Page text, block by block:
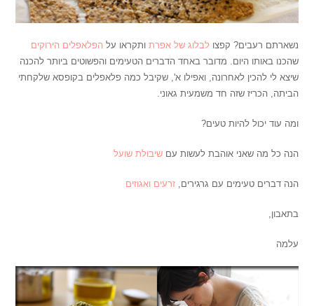
נשארתם רעבים? קפצולבלוג של אפרת ותקראו עלהפלאפלים הירוקים
שהכנו באותו היום. מדובר באחד הדברים הטעימים והפשוטים ביותר להכנה
שיצא לי להכין לאחרונה, ואפילו א', שקיבל כמה פלאפלים בקופסא שלקחתי
הביתה, הכריז שזה חד משמעית גאוני.
ומה עוד יכול להיות טעים?
הנה כל מה שאני אוהבת לעשות עםשיבולת שועל
הנה דברים טעימים עם גרגירים,זרעים ואגוזים
בתאבון,
עלמה